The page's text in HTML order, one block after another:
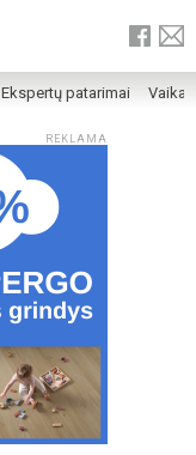
Ekspertų patarimai
REKLAMA